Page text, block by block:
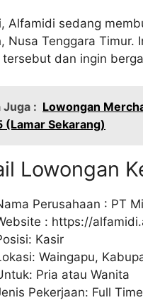
Alfamidi sedang
Nusa Tenggara
tersebut dan ingin
Juga : Lowongan
(Lamar Sekarang)
Lowongan
Perusahaan : PT
: https://
Kasir
Waingapu,
Pria atau Wanita
Pekerjaan: Full Time